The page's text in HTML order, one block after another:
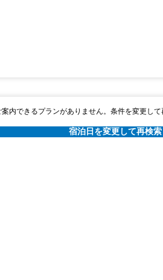
案内できるプランがありません。条件を変更して
宿泊日を変更して再検索